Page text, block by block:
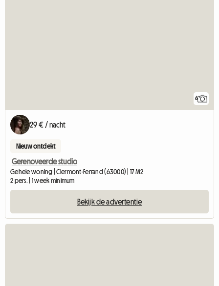
6
29 € / nacht
Nieuw ontdekt
Gerenoveerde studio
Gehele woning | Clermont-Ferrand (63000) | 17 M2
2 pers. | 1 week minimum
Bekijk de advertentie